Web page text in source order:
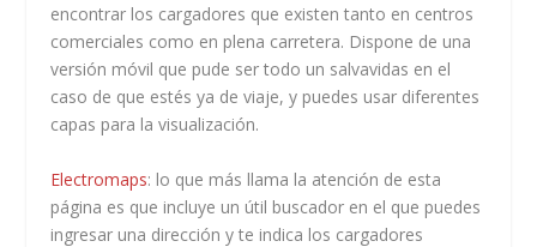
encontrar los cargadores que existen tanto en centros
comerciales como en plena carretera. Dispone de una
versión móvil que pude ser todo un salvavidas en el
caso de que estés ya de viaje, y puedes usar diferentes
capas para la visualización.
Electromaps: lo que más llama la atención de esta
página es que incluye un útil buscador en el que puedes
ingresar una dirección y te indica los cargadores